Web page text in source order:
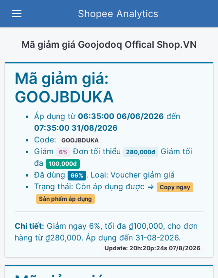
Shopee Analytics
Mã giảm giá Goojodoq Offical Shop.VN
Mã giảm giá:
GOOJBDUKA
Áp dụng từ 06:35:00 06/06/2026 đến
07:35:00 31/08/2026
Code:
GOOJBDUKA
Giảm 6% Đơn tối thiểu 280,000đ
Giảm tối
đa
100,000đ
Đã dùng 66% . Loại: Voucher giảm giá
Trạng thái: Còn áp dụng được =>
Copy ngay
Sản phẩm áp dụng
Chi tiết: Giảm ngay 6%, tối đa ₫100,000, cho đơn
hàng từ ₫280,000. Áp dụng đến 31-08-2026.
Update: 20h:20p:24s 07/8/2026